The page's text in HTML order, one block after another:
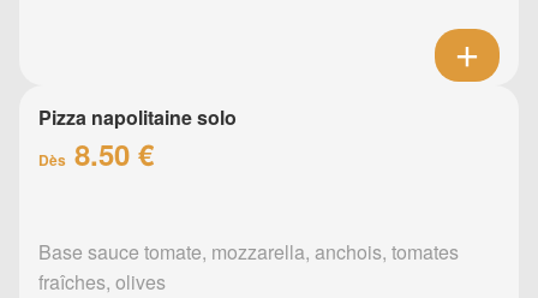
Pizza napolitaine solo
Dès 8.50 €
Base sauce tomate, mozzarella, anchois, tomates
fraîches, olives